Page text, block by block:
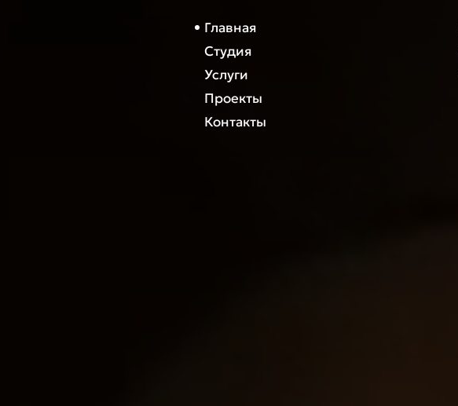
Главная
Студия
Услуги
Проекты
Контакты